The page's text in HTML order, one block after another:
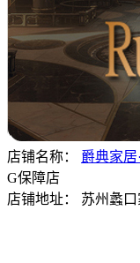
店铺名称：
爵典家居
G保障店
店铺地址：
苏州蠡